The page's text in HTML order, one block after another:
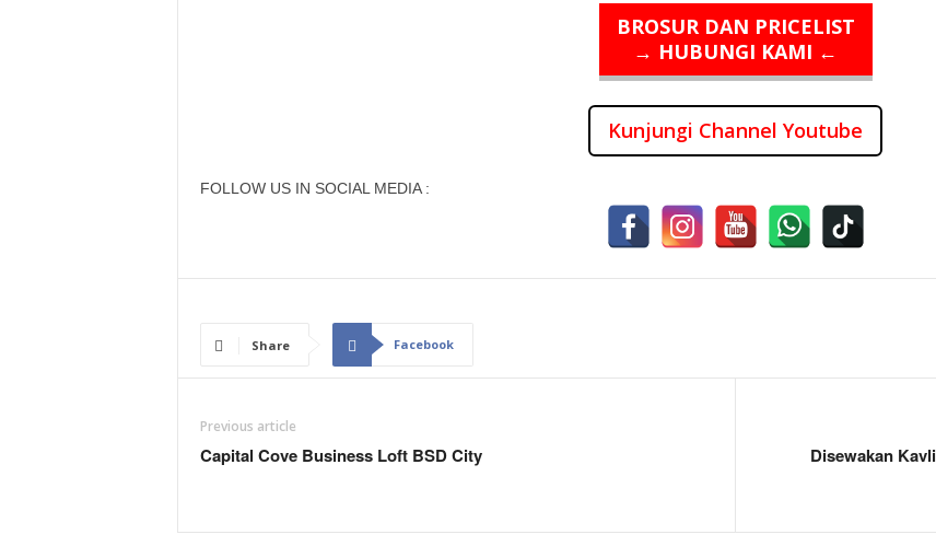
BROSUR DAN PRICELIST
→ HUBUNGI KAMI ←
Kunjungi Channel Youtube
FOLLOW US IN SOCIAL MEDIA :
Share Facebook
Previous article
Capital Cove Business Loft BSD City
Disewakan